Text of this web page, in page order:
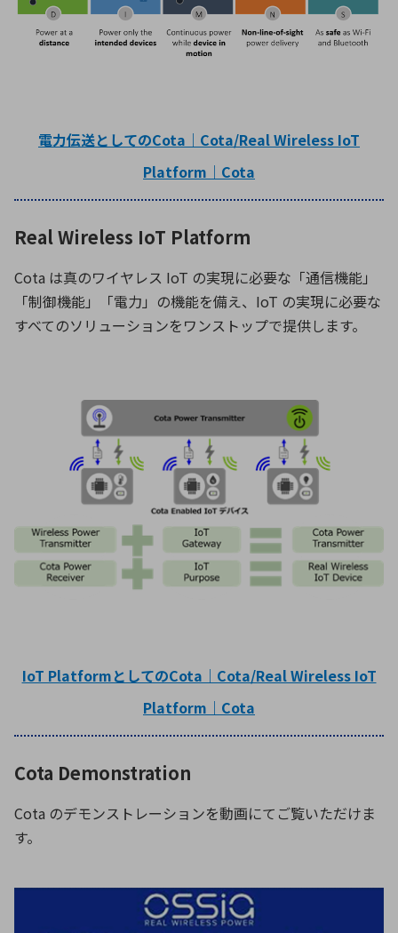
電力伝送としてのCota｜Cota/Real Wireless IoT
Platform｜Cota
Real Wireless IoT Platform
Cota は真のワイヤレス IoT の実現に必要な「通信機能」
「制御機能」「電力」の機能を備え、IoT の実現に必要な
すべてのソリューションをワンストップで提供します。
IoT PlatformとしてのCota｜Cota/Real Wireless IoT
Platform｜Cota
Cota Demonstration
Cota のデモンストレーションを動画にてご覧いただけま
す。